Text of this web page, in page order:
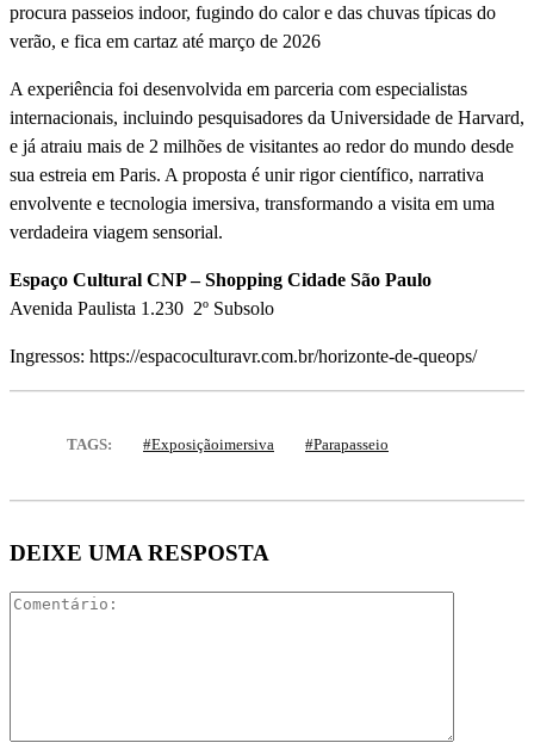
procura passeios indoor, fugindo do calor e das chuvas típicas do
verão, e fica em cartaz até março de 2026
A experiência foi desenvolvida em parceria com especialistas
internacionais, incluindo pesquisadores da Universidade de Harvard,
e já atraiu mais de 2 milhões de visitantes ao redor do mundo desde
sua estreia em Paris. A proposta é unir rigor científico, narrativa
envolvente e tecnologia imersiva, transformando a visita em uma
verdadeira viagem sensorial.
Espaço Cultural CNP –Shopping Cidade São Paulo
Avenida Paulista 1.230 2º Subsolo
Ingressos: https://espacoculturavr.com.br/horizonte-de-queops/
TAGS: #exposiçãoimersiva #parapasseio
DEIXE UMA RESPOSTA